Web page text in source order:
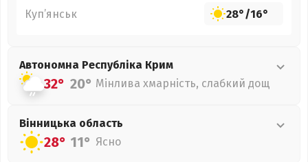
Куп’янськ 28°/16°
Автономна Республіка Крим
32° 20° Мінлива хмарність, слабкий дощ
Вінницька область
28° 11° Ясно